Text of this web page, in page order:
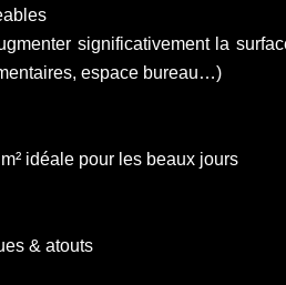
significativement la
espace bureau…)
idéale pour les beaux jours
& atouts